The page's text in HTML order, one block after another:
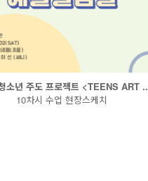
소년 주도 프로젝트 <TEENS ART ..
10차시 수업 현장스케치